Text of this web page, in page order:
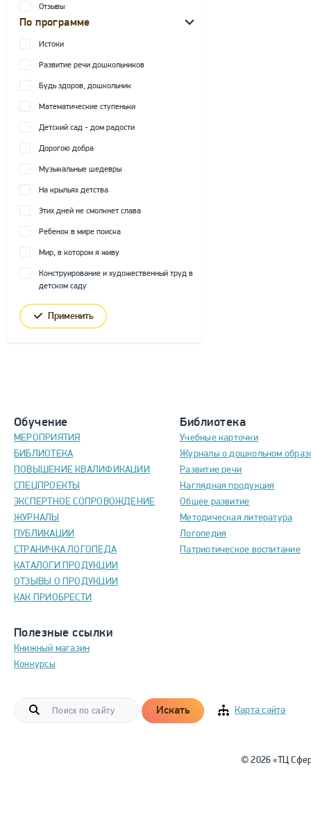
Отзывы
По программе
Истоки
Развитие речи дошкольников
Будь здоров, дошкольник
Математические ступеньки
Детский сад - дом радости
Дорогою добра
Музыкальные шедевры
На крыльях детства
Этих дней не смолкнет слава
Ребенок в мире поиска
Мир, в котором я живу
Конструирование и художественный труд в
детском саду
Применить
Обучение
МЕРОПРИЯТИЯ
БИБЛИОТЕКА
ПОВЫШЕНИЕ КВАЛИФИКАЦИИ
СПЕЦПРОЕКТЫ
ЭКСПЕРТНОЕ СОПРОВОЖДЕНИЕ
ЖУРНАЛЫ
ПУБЛИКАЦИИ
СТРАНИЧКА ЛОГОПЕДА
КАТАЛОГИ ПРОДУКЦИИ
ОТЗЫВЫ О ПРОДУКЦИИ
КАК ПРИОБРЕСТИ
Полезные ссылки
Книжный магазин
Конкурсы
Библиотека
Учебные карточки
Журналы о дошкольном
Развитие речи
Наглядная продукция
Общее развитие
Методическая литература
Логопедия
Патриотическое воспитание
Искать Карта сайта
© 2026 «ТЦ